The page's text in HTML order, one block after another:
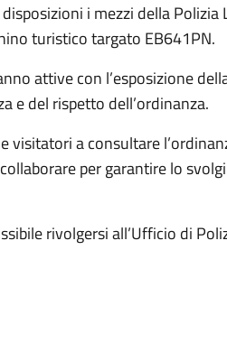
i mezzi della Polizia
turistico targato EB641PN.
attive con l’esposizione
e del rispetto dell’ordinanza.
a consultare
per garantire lo
rivolgersi all’Ufficio di